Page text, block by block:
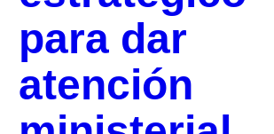
para dar
atención